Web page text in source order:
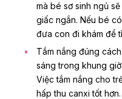
mà bé sơ sinh ngủ
giấc ngắn. Nếu bé
đưa con đi khám để
Tắm nắng đúng
sáng trong khung
Việc tắm nắng cho
hấp thu canxi tốt hơn.